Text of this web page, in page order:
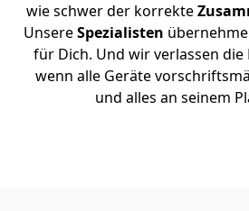
wie schwer der korrekte
UnsereSpezialisten
für Dich. Und wir verlassen die
wenn alle Geräte
und alles an seinem